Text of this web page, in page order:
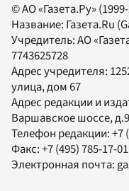
© АО «Газета.Ру»
Название: Газета.Ru
Учредитель:АО
7743625728
Адрес учредителя:
улица, дом 67
Адрес редакции и
Варшавское шоссе,
Телефон редакции:+7
Факс:+7 (495) 785-17-01
Электронная почта: